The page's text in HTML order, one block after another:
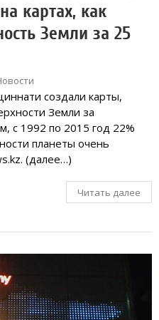
картах, как
Земли за 25
создали карты,
Земли за
с 1992 по 2015 год 22%
планеты очень
(далее…)
Читать далее